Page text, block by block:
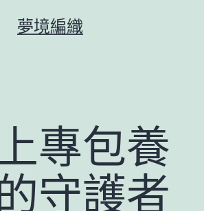
夢境編織
專包養
守護者